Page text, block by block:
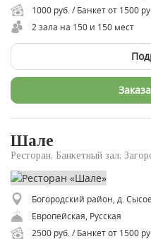
1000 руб. / Банкет от 1500
2 зала на 150 и 150 мест
Шале
Ресторан, Банкетный зал,
Богородский район, д.
Европейская, Русская
2500 руб. / Банкет от 1500